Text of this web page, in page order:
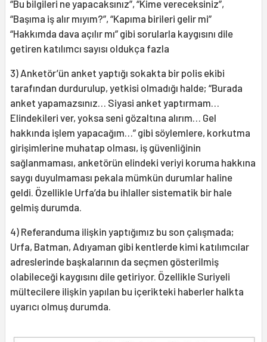
“Bu bilgileri ne yapacaksınız”, “Kime vereceksiniz”,
“Başıma iş alır mıyım?”, “Kapıma birileri gelir mi”
“Hakkımda dava açılır mı” gibi sorularla kaygısını dile
getiren katılımcı sayısı oldukça fazla
3) Anketör’ün anket yaptığı sokakta bir polis ekibi
tarafından durdurulup, yetkisi olmadığı halde; “Burada
anket yapamazsınız… Siyasi anket yaptırmam…
Elindekileri ver, yoksa seni gözaltına alırım… Gel
hakkında işlem yapacağım…” gibi söylemlere, korkutma
girişimlerine muhatap olması, iş güvenliğinin
sağlanmaması, anketörün elindeki veriyi koruma hakkına
saygı duyulmaması pekala mümkün durumlar haline
geldi. Özellikle Urfa’da bu ihlaller sistematik bir hale
gelmiş durumda.
4) Referanduma ilişkin yaptığımız bu son çalışmada;
Urfa, Batman, Adıyaman gibi kentlerde kimi katılımcılar
adreslerinde başkalarının da seçmen gösterilmiş
olabileceği kaygısını dile getiriyor. Özellikle Suriyeli
mültecilere ilişkin yapılan bu içerikteki haberler halkta
uyarıcı olmuş durumda.